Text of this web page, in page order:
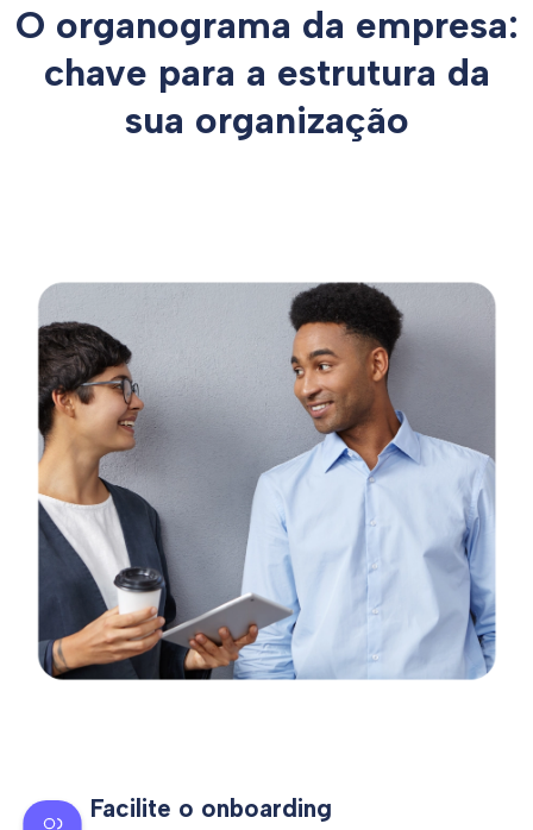
O organograma da empresa:
chave para a estrutura da
sua organização
Facilite o onboarding